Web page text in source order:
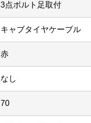
3点ボルト足取付
キャブタイヤケーブル
赤
なし
70